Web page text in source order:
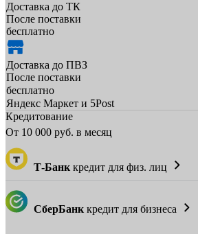
Доставка до ТК
После поставки
бесплатно
Доставка до ПВЗ
После поставки
бесплатно
Яндекс Маркет и 5Post
Кредитование
От 10 000 руб. в месяц
Т-Банк кредит для физ. лиц
СберБанк кредит для бизнеса